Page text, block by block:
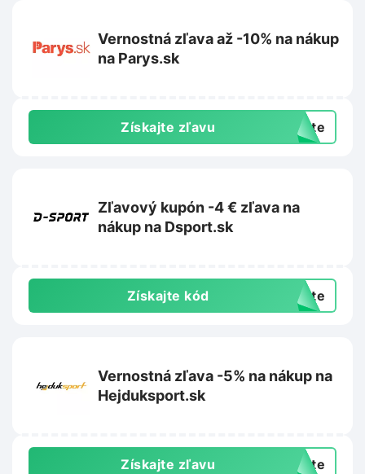
Vernostná zľava až -10% na nákup
na Parys.sk
Získajte zľavu exte
Zľavový kupón -4 € zľava na
nákup na Dsport.sk
Získajte kód exte
Vernostná zľava -5% na nákup na
Hejduksport.sk
Získajte zľavu exte